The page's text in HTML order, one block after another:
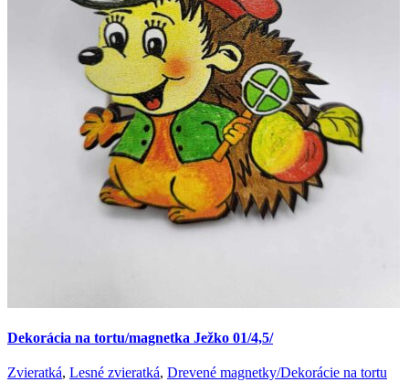
Dekorácia na tortu/magnetka Ježko 01/4,5/
Zvieratká, Lesné zvieratká, Drevené magnetky/Dekorácie na tortu